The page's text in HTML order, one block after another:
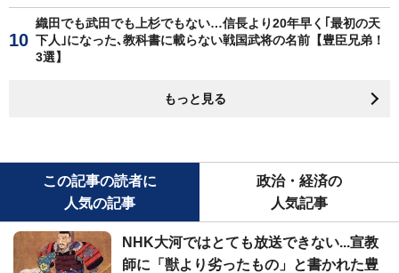
織田でも武田でも上杉でもない…信長より20年早く｢最初の天
下人｣になった､教科書に載らない戦国武将の名前【豊臣兄弟！
3選】
もっと見る
この記事の読者に
人気の記事
政治・経済の
人気記事
NHK大河ではとても放送できない...宣教
師に「獣より劣ったもの」と書かれた豊